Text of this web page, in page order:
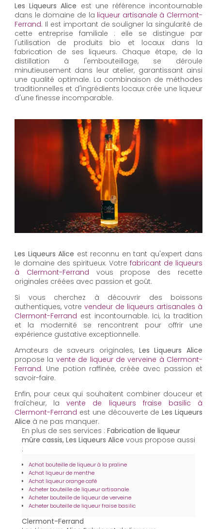
Les Liqueurs Alice est une référence incontournable
dans le domaine de la liqueur artisanale à Clermont-
Ferrand. Il est important de souligner la singularité de
cette entreprise familiale : elle se distingue par
l'utilisation de produits bio et locaux dans la
fabrication de ses liqueurs. Chaque étape, de la
distillation à l'embouteillage, se déroule
minutieusement dans leur atelier, garantissant ainsi
une qualité optimale. La combinaison de méthodes
traditionnelles et d'ingrédients locaux crée une liqueur
d'une finesse incomparable.
Les Liqueurs Alice est reconnu en tant qu'expert dans
le domaine des spiritueux. Votre fabricant de liqueurs
à Clermont-Ferrand vous propose des recette
originales créées avec passion et goût.
Si vous cherchez à découvrir des boissons
authentiques, votre vendeur de liqueurs artisanales à
Clermont-Ferrand est incontournable. Ici, la tradition
et la modernité se rencontrent pour offrir une
expérience gustative exceptionnelle.
Amateurs de saveurs originales, Les Liqueurs Alice
propose la vente de liqueur de verveine à Clermont-
Ferrand. Une potion raffinée, créée avec passion et
savoir-faire.
Enfin, pour ceux qui souhaitent combiner douceur et
fraîcheur, lavente de liqueurs fraise basilic à
Clermont-Ferrand est une découverte deLes Liqueurs
Alice à ne pas manquer.
En plus de ses services : Fabrication de liqueur
mûre cassis, Les Liqueurs Alice vous propose aussi
:
Achat bouteille de liqueur à la praline
Achat liqueur de menthe
Achat liqueur orange café
Acheter bouteille de liqueur artisanale
Acheter bouteille de liqueur de verveine
Acheter bouteille de liqueur fraise basilic
Clermont-Ferrand